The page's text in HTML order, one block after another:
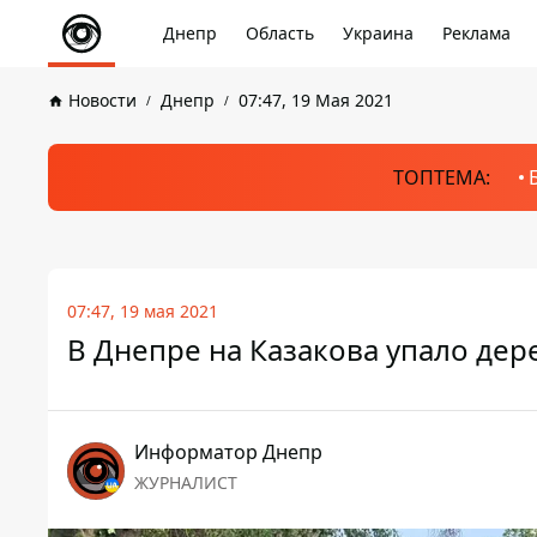
Днепр Область Украина Реклама
Новости Днепр 07:47, 19 Мая 2021
ТОПТЕМА:
07:47, 19 мая 2021
В Днепре на Казакова упало
Информатор Днепр
ЖУРНАЛИСТ